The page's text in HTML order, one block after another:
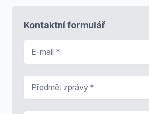
Kontaktní formulář